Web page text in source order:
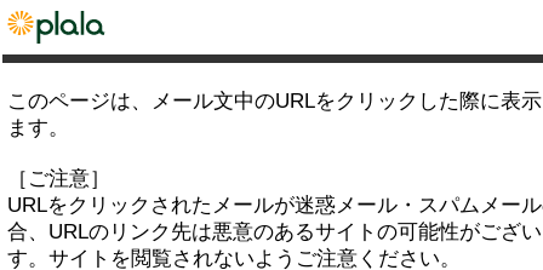
このページは、メール文中のURLをクリックした際に表
ます。
［ご注意］
URLをクリックされたメールが迷惑メール・スパムメー
合、URLのリンク先は悪意のあるサイトの可能性がござ
す。サイトを閲覧されないようご注意ください。